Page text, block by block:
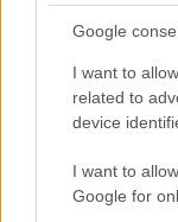
Google
I want to
related to
device
I want to
Google for
“Meno
di Ursula per
Non è una
contrari all’aria